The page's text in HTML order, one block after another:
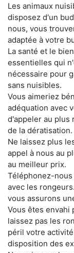
Les animaux
disposez d'un
nous, vous
adaptée à votre
La santé et le
essentielles qui
nécessaire pour
sans nuisibles.
Vous aimeriez
adéquation avec
d'appeler au plus
de la dératisation.
Ne laissez plus
appel à nous au
au meilleur prix.
Téléphonez-
avec les
vous assurons
Vous êtes envahi
laissez pas les
péril votre
disposition des